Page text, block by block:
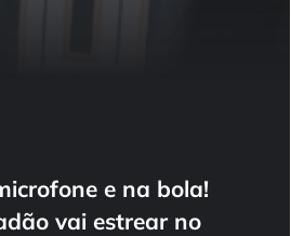
e na bola!
vai estrear no